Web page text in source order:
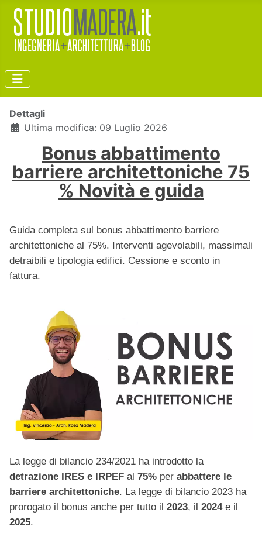
Dettagli
Ultima modifica: 09 Luglio 2026
Bonus abbattimento
barriere architettoniche 75
% Novità e guida
Guida completa sul bonus abbattimento barriere
architettoniche al 75%. Interventi agevolabili, massimali
detraibili e tipologia edifici. Cessione e sconto in
fattura.
La legge di bilancio 234/2021 ha introdotto la
detrazione IRES e IRPEF al 75% per abbattere le
barriere architettoniche. La legge di bilancio 2023 ha
prorogato il bonus anche per tutto il 2023, il 2024 e il
2025.